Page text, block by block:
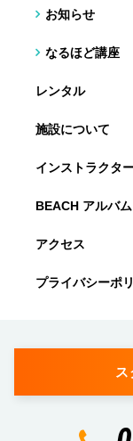
お知らせ
なるほど講座
レンタル
施設について
インストラクタ
BEACH アルバム
アクセス
プライバシーポ
ス